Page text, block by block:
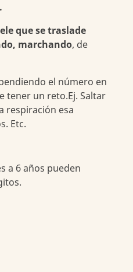
que se traslade
marchando, de
el número en
tener un reto.Ej. Saltar
respiración esa
Etc.
a 6 años pueden